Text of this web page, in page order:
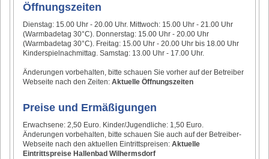
Öffnungszeiten
Dienstag: 15.00 Uhr - 20.00 Uhr. Mittwoch: 15.00 Uhr - 21.00 Uhr
(Warmbadetag 30°C). Donnerstag: 15.00 Uhr - 20.00 Uhr
(Warmbadetag 30°C). Freitag: 15.00 Uhr - 20.00 Uhr bis 18.00 Uhr
Kinderspielnachmittag. Samstag: 13.00 Uhr - 17.00 Uhr.
Änderungen vorbehalten, bitte schauen Sie vorher auf der Betreiber
Webseite nach den Zeiten:Aktuelle Öffnungszeiten
Preise und Ermäßigungen
Erwachsene: 2,50 Euro. Kinder/Jugendliche: 1,50 Euro.
Änderungen vorbehalten, bitte schauen Sie auch auf der Betreiber-
Webseite nach den aktuellen Eintrittspreisen:Aktuelle
Eintrittspreise Hallenbad Wilhermsdorf